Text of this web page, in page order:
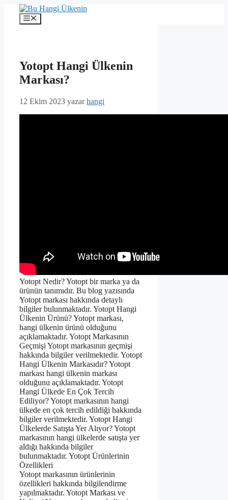
İçeriğe
Menü
Yotopt Hangi Ülkenin
Markası?
12 Ekim 2023 yazarhangi
Yotopt Nedir? Yotopt bir marka ya da
ürünün tanımıdır. Bu blog yazısında
Yotopt markası hakkında detaylı
bilgiler bulunmaktadır. Yotopt Hangi
Ülkenin Ürünü? Yotopt markası,
hangi ülkenin ürünü olduğunu
açıklamaktadır. Yotopt Markasının
Geçmişi Yotopt markasının geçmişi
hakkında bilgiler verilmektedir. Yotopt
Hangi Ülkenin Markasıdır? Yotopt
markası hangi ülkenin markası
olduğunu açıklamaktadır. Yotopt
Hangi Ülkede En Çok Tercih
Ediliyor? Yotopt markasının hangi
ülkede en çok tercih edildiği hakkında
bilgiler verilmektedir. Yotopt Hangi
Ülkelerde Satışta Yer Alıyor? Yotopt
markasının hangi ülkelerde satışta yer
aldığı hakkında bilgiler
bulunmaktadır. Yotopt Ürünlerinin
Özellikleri
Yotopt markasının ürünlerinin
özellikleri hakkında bilgilendirme
yapılmaktadır. Yotopt Markası ve